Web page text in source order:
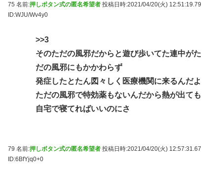
75 名前:押しボタン式の匿名希望者 投稿日時:2021/04/20(火) 12:51:19.79
ID:WJU/Wv4y0
>>3
そのただの風邪だからと遊び歩いてた連中がた
だの風邪にもかかわらず
発症したとたん図々しく医療機関に来るんだよ
ただの風邪で特効薬もないんだから熱が出ても
自宅で寝てればいいのにさ
79 名前:押しボタン式の匿名希望者 投稿日時:2021/04/20(火) 12:57:31.67
ID:6BfYjq0+0